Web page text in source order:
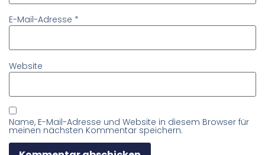
E-Mail-Adresse *
Website
Name, E-Mail-Adresse und Website in diesem Browser für
meinen nächsten Kommentar speichern.